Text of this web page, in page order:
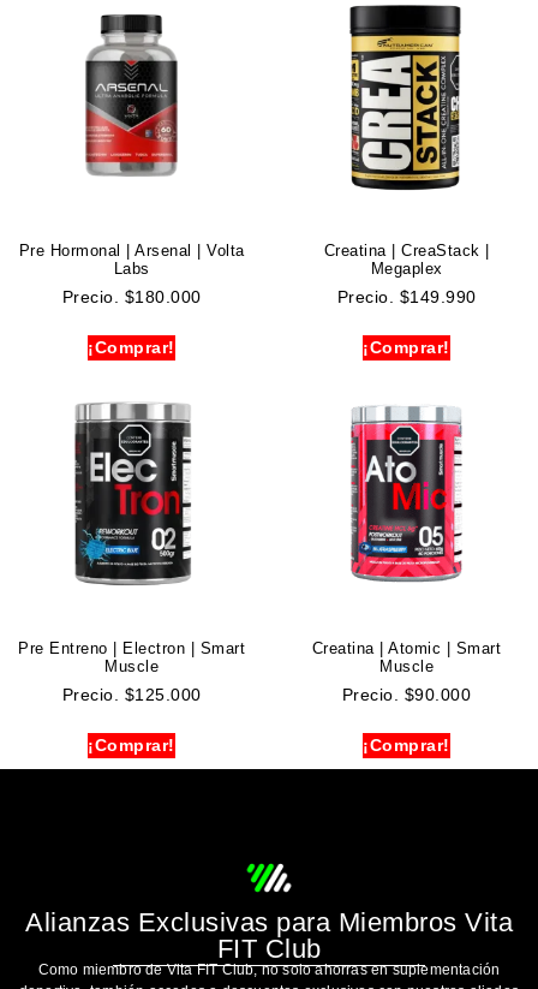
Pre Hormonal | Arsenal | Volta
Labs
Precio. $180.000
¡Comprar!
Creatina | CreaStack |
Megaplex
Precio. $149.990
¡Comprar!
Pre Entreno | Electron | Smart
Muscle
Precio. $125.000
¡Comprar!
Creatina | Atomic | Smart
Muscle
Precio. $90.000
¡Comprar!
Alianzas Exclusivas para Miembros Vita
FIT Club
Como miembro de Vita FIT Club, no solo ahorras en suplementación